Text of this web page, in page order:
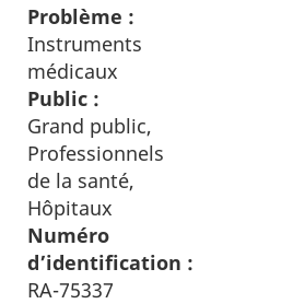
Problème :
Instruments
médicaux
Public :
Grand public,
Professionnels
de la santé,
Hôpitaux
Numéro
d’identification :
RA-75337